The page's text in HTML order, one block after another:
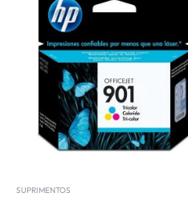
SUPRIMENTOS